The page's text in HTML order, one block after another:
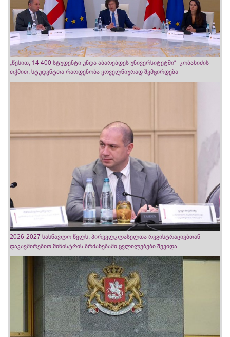
„წესით, 14 400 სტუდენტი უნდა აბარებდეს უნივერსიტეტში“- კობახიძის
თქმით, სტუდენტთა რაოდენობა ყოველწიურად შემცირდება
2026-2027 სასწავლო წელს, პირველკლასელთა რეგისტრაციებთან
დაკავშირებით მინისტრის ბრძანებაში ცვლილებები შევიდა